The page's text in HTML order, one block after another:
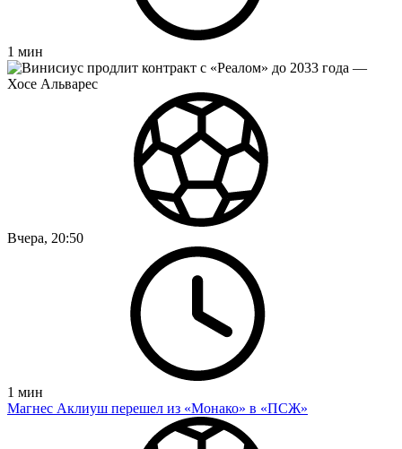
1 мин
Вчера, 20:50
1 мин
Магнес Аклиуш перешел из «Монако» в «ПСЖ»